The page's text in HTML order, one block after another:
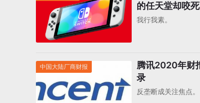
的任天堂却咬
机？
我行我素。
中国大陆厂商财报
腾讯2020年财
录
反垄断成关注焦点。